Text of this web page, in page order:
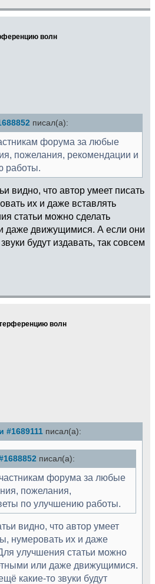
волн
писал(а):
форума за любые
пожелания, рекомендации и
работы.
видно, что автор умеет писать
их и даже вставлять
статьи можно сделать
даже движущимися. А если они
будут издавать, так совсем
волн
#1689111 писал(а):
писал(а):
форума за любые
пожелания,
по улучшению работы.
видно, что автор умеет
нумеровать их и даже
улучшения статьи можно
или даже движущимися.
какие-то звуки будут